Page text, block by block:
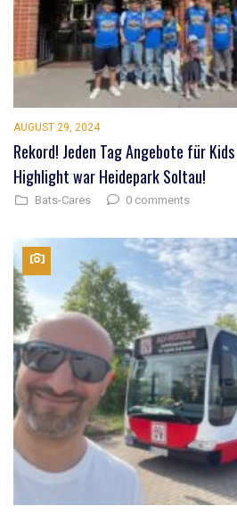
AUGUST 29, 2024
Rekord! Jeden Tag Angebote für
Highlight war Heidepark Soltau!
Bats-Cares 0 comments